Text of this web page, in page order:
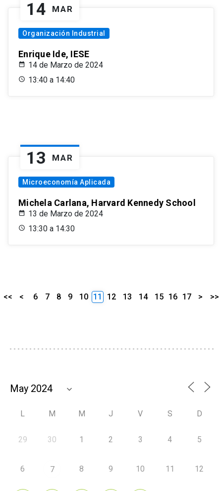
14 MAR
Organización Industrial
Enrique Ide, IESE
14 de Marzo de 2024
13:40 a 14:40
13 MAR
Microeconomía Aplicada
Michela Carlana, Harvard Kennedy School
13 de Marzo de 2024
13:30 a 14:30
<< < 6 7 8 9 10 11 12 13 14 15 16 17 > >>
L M M J V S D
29 30 1 2 3 4 5
6 7 8 9 10 11 12